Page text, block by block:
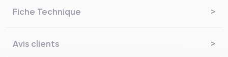
Fiche Technique
Avis clients